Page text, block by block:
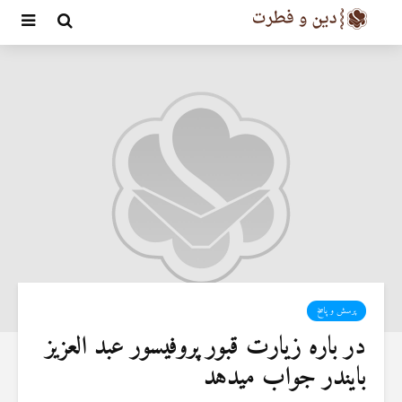
پرسش و پاسخ
در باره زیارت قبور پروفیسور عبد العزیز
بایندر جواب میدهد